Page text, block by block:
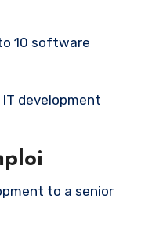
10 software
development
to a senior